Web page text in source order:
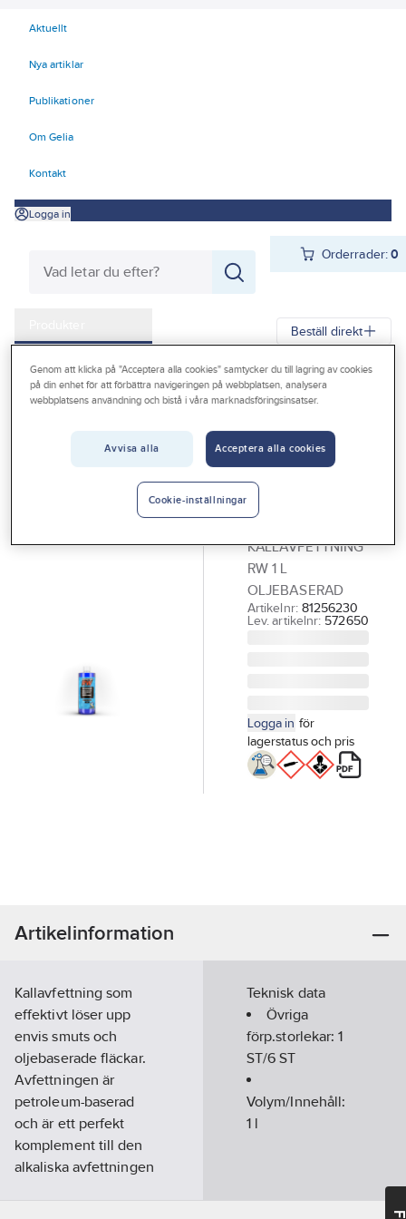
Aktuellt
Nya artiklar
Publikationer
Om Gelia
Kontakt
Logga in
Orderrader:0
Outlet
Beställ direkt
Gelia Produkter Förbrukningsvaror
Kemteknik
Avfettning/Rengöring
Avfettningsmedel
GÖRDETMEDRW
Kallavfettning
Oljebaserad
KALLAVFETTNING
RW 1 L
OLJEBASERAD
Artikelnr: 81256230
Lev. artikelnr: 572650
Logga in för
lagerstatus och pris
Artikelinformation
Kallavfettning som
effektivt löser upp
envis smuts och
oljebaserade fläckar.
Avfettningen är
petroleum-baserad
och är ett perfekt
komplement till den
alkaliska avfettningen
Teknisk data
Övriga
förp.storlekar:1
ST/6 ST
Volym/Innehåll:
1 l
Genom att klicka på "Acceptera alla cookies" samtycker du till lagring av cookies
på din enhet för att förbättra navigeringen på webbplatsen, analysera
webbplatsens användning och bistå i våra marknadsföringsinsatser.
Avvisa alla Acceptera alla cookies
Cookie-inställningar